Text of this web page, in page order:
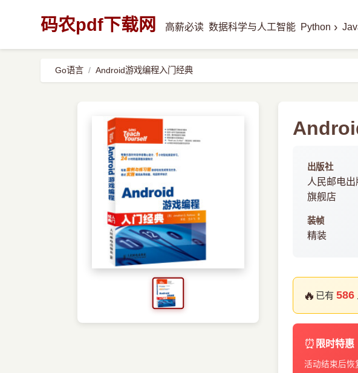
码农pdf下载网 高薪必读 数据科学与人工智能 Python ›
Go语言 Android游戏编程入门经典
出版社
人民邮电
旗舰店
装帧
精装
🔥 已有 586
⏰ 限时特惠
活动结束后恢